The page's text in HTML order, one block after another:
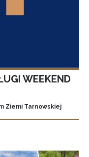
WEEKEND
Ziemi Tarnowskiej